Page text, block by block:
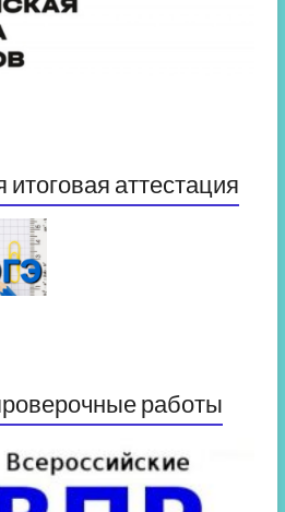
итоговая аттестация
работы